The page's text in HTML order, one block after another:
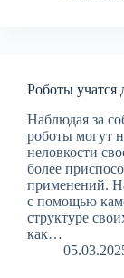
Роботы учатся
Наблюдая за
роботы могут
неловкости
более
применений.
с помощью
структуре
как…